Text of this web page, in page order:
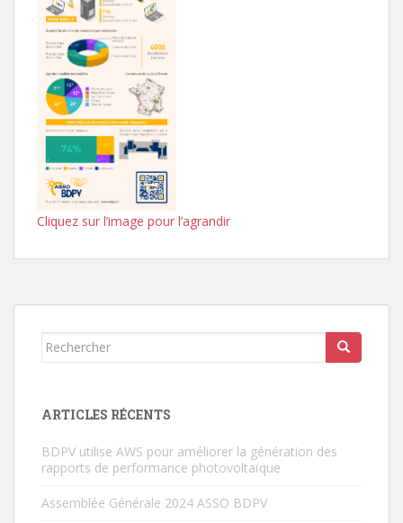
Cliquez sur l’image pour l’agrandir
Rechercher...
ARTICLES RÉCENTS
BDPV utilise AWS pour améliorer la génération des
rapports de performance photovoltaïque
Assemblée Générale 2024 ASSO BDPV